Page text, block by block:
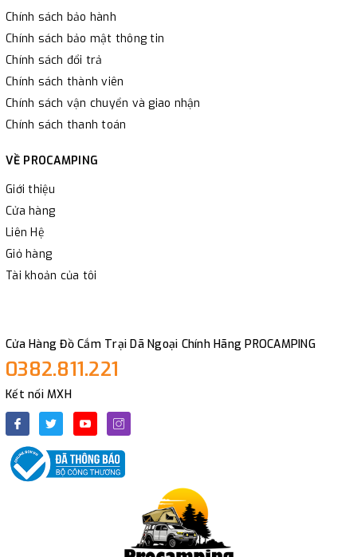
Chính sách bảo hành
Chính sách bảo mật thông tin
Chính sách đổi trả
Chính sách thành viên
Chính sách vận chuyển và giao nhận
Chính sách thanh toán
VỀ PROCAMPING
Giới thiệu
Cửa hàng
Liên Hệ
Giỏ hàng
Tài khoản của tôi
Cửa Hàng Đồ Cắm Trại Dã Ngoại Chính Hãng PROCAMPING
0382.811.221
Kết nối MXH